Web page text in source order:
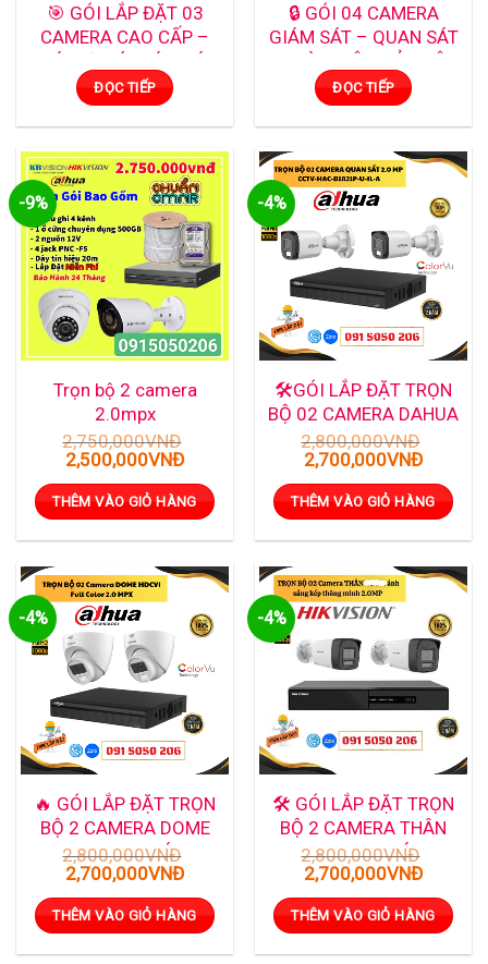
🎯 GÓI LẮP ĐẶT 03
CAMERA CAO CẤP –
GIÁ HỢP LÝ, GIÁM SÁT
TOÀN DIỆN
ĐỌC TIẾP
🔒 GÓI 04 CAMERA
GIÁM SÁT – QUAN SÁT
TOÀN DIỆN, BẢO VỆ
MỌI GÓC NHÌN
ĐỌC TIẾP
-9%
Trọn bộ 2 camera
2.0mpx
2,750,000VNĐ
Giá
là:
2,750,000VNĐ.
2,500,000VNĐGiá
tại
là:
THÊM VÀO GIỎ HÀNG
-4%
🛠️GÓI LẮP ĐẶT TRỌN
BỘ 02 CAMERA DAHUA
HDCVI Full Color 2.0
MPX – 2 MẮT
2,800,000VNĐ
Giá
là:
2,800,000VNĐ.
2,700,000VNĐGiá
tại
là:
THÊM VÀO GIỎ HÀNG
-4%
🔥 GÓI LẮP ĐẶT TRỌN
BỘ 2 CAMERA DOME
FULL COLOR ÁNH
SÁNG KÉP – GIÁM SÁT
MÀU SẮC CỰC NÉT
NGAY CẢ TRONG ĐÊM
2,800,000VNĐ
Giá
là:
2,800,000VNĐ.
2,700,000VNĐGiá
tại
là:
THÊM VÀO GIỎ HÀNG
-4%
🛠️ GÓI LẮP ĐẶT TRỌN
BỘ 2 CAMERA THÂN
FULL COLOR ÁNH
SÁNG KÉP CÓ MIC –
GIÁM SÁT NGOÀI TRỜI
CHUẨN ÂM THANH –
2,800,000VNĐ
Giá
là:
2,800,000VNĐ.
2,700,000VNĐGiá
tại
là:
THÊM VÀO GIỎ HÀNG